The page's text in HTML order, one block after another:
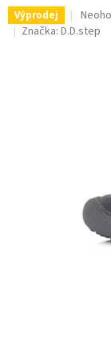
Výprodej
Značka: D.D.step